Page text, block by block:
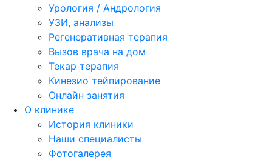
Урология / Андрология
УЗИ, анализы
Регенеративная терапия
Вызов врача на дом
Текар терапия
Кинезио тейпирование
Онлайн занятия
О клинике
История клиники
Наши специалисты
Фотогалерея